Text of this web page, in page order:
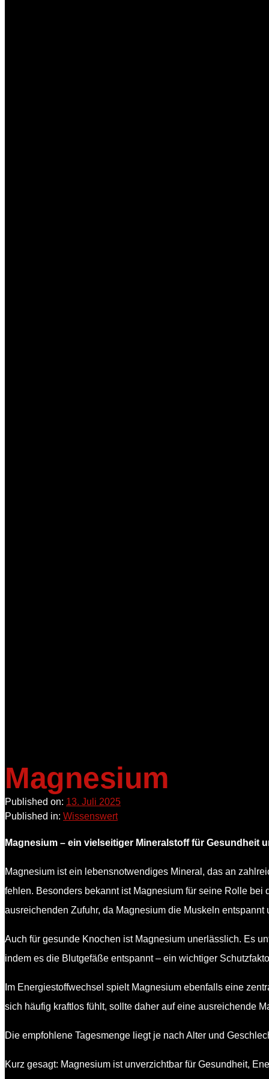
Magnesium
Published on: 13. Juli 2025
Published in: Wissenswert
Magnesium – ein vielseitiger Mineralstoff für Gesundheit
Magnesium ist ein lebensnotwendiges Mineral, das an
fehlen. Besonders bekannt ist Magnesium für seine Rolle
ausreichenden Zufuhr, da Magnesium die Muskeln entspannt
Auch für gesunde Knochen ist Magnesium unerlässlich. Es
indem es die Blutgefäße entspannt – ein wichtiger
Im Energiestoffwechsel spielt Magnesium ebenfalls eine
sich häufig kraftlos fühlt, sollte daher auf eine ausreichende
Die empfohlene Tagesmenge liegt je nach Alter und
Kurz gesagt: Magnesium ist unverzichtbar für Gesundheit,